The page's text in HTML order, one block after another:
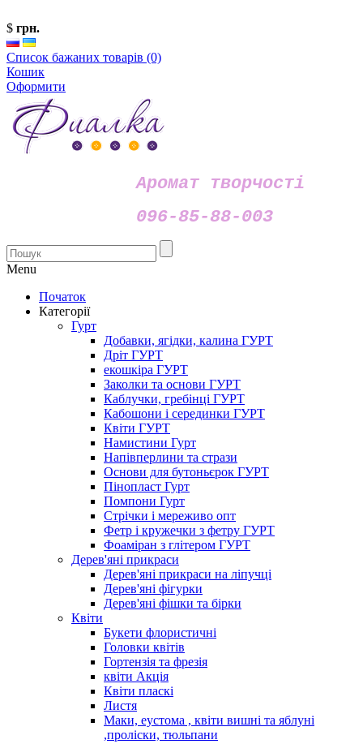
$ грн.
Список бажаних товарів (0)
Кошик
Оформити
Аромат творчості
096-85-88-003
Menu
Початок
Категорії
Гурт
Добавки, ягідки, калина ГУРТ
Дріт ГУРТ
екошкіра ГУРТ
Заколки та основи ГУРТ
Каблучки, гребінці ГУРТ
Кабошони і серединки ГУРТ
Квіти ГУРТ
Намистини Гурт
Напівперлини та стрази
Основи для бутоньєрок ГУРТ
Пінопласт Гурт
Помпони Гурт
Стрічки і мереживо опт
Фетр і кружечки з фетру ГУРТ
Фоаміран з глітером ГУРТ
Дерев'яні прикраси
Дерев'яні прикраси на ліпучці
Дерев'яні фігурки
Дерев'яні фішки та бірки
Квіти
Букети флористичні
Головки квітів
Гортензія та фрезія
квіти Акція
Квіти пласкі
Листя
Маки, еустома , квіти вишні та яблуні
,проліски, тюльпани